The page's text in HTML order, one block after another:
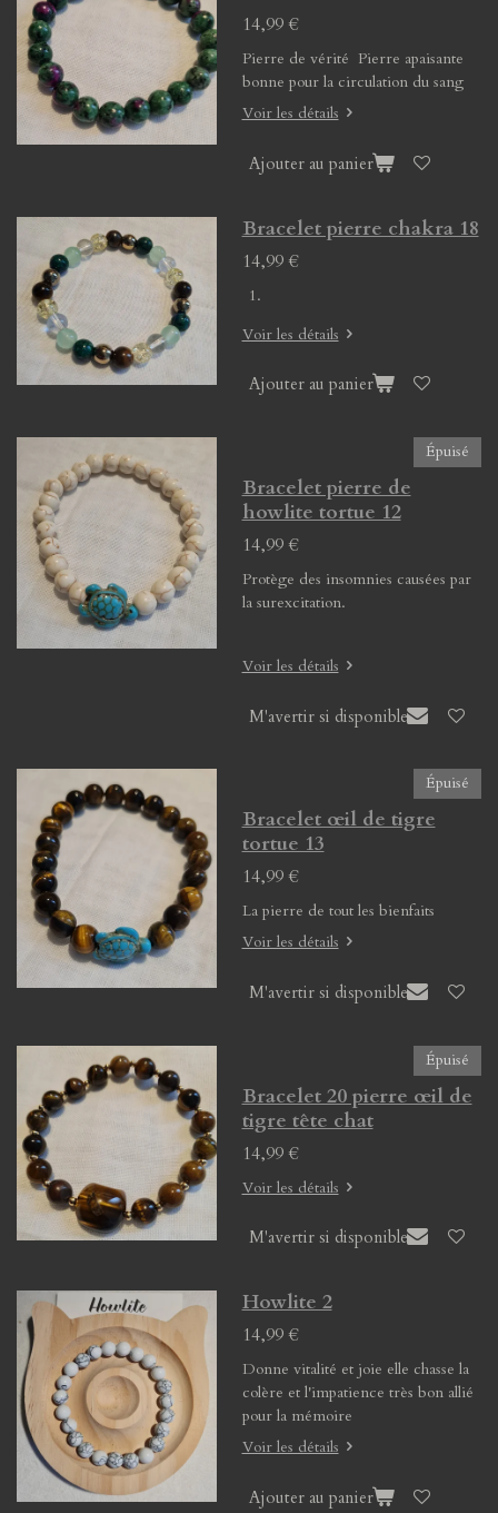
14,99 €
Pierre de vérité Pierre apaisante
bonne pour la circulation du sang
Voir les détails
Ajouter au panier
Bracelet pierre chakra 18
14,99 €
Voir les détails
Ajouter au panier
Épuisé
Bracelet pierre de
howlite tortue 12
14,99 €
Protège des insomnies causées par
la surexcitation.
Voir les détails
M'avertir si disponible
Épuisé
Bracelet œil de tigre
tortue 13
14,99 €
La pierre de tout les bienfaits
Voir les détails
M'avertir si disponible
Épuisé
Bracelet 20 pierre œil de
tigre tête chat
14,99 €
Voir les détails
M'avertir si disponible
Howlite 2
14,99 €
Donne vitalité et joie elle chasse la
colère et l'impatience très bon allié
pour la mémoire
Voir les détails
Ajouter au panier